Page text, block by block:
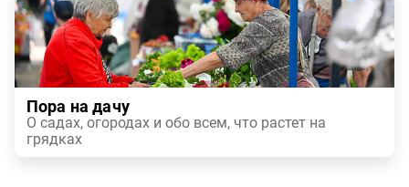
Пора на дачу
О садах, огородах и обо всем, что растет на
грядках